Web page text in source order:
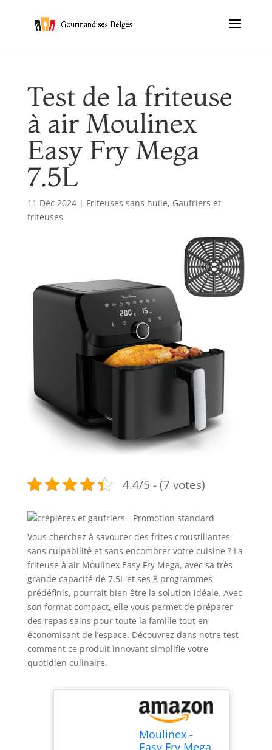
Test de la friteuse
à air Moulinex
Easy Fry Mega
7.5L
11 Déc 2024| Friteuses sans huile, Gaufriers et
friteuses
4.4/5 - (7 votes)
Vous cherchez à savourer des frites croustillantes
sans culpabilité et sans encombrer votre cuisine ? La
friteuse à air Moulinex Easy Fry Mega, avec sa très
grande capacité de 7.5L et ses 8 programmes
prédéfinis, pourrait bien être la solution idéale. Avec
son format compact, elle vous permet de préparer
des repas sains pour toute la famille tout en
économisant de l’espace. Découvrez dans notre test
comment ce produit innovant simplifie votre
quotidien culinaire.
Moulinex -
Easy Fry Mega